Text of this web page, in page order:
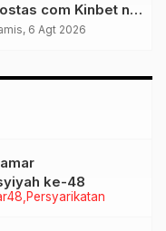
com Kinbet no
6 Agt 2026
Persyarikatan
ke-48